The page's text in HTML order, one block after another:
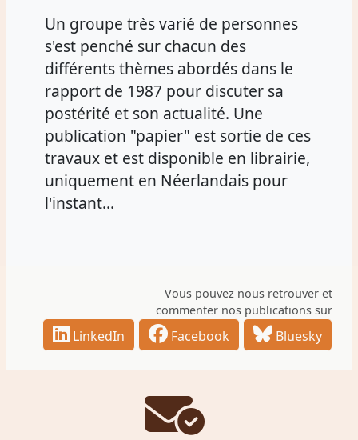
Un groupe très varié de personnes
s'est penché sur chacun des
différents thèmes abordés dans le
rapport de 1987 pour discuter sa
postérité et son actualité. Une
publication "papier" est sortie de ces
travaux et est disponible en librairie,
uniquement en Néerlandais pour
l'instant…
Vous pouvez nous retrouver et
commenter nos publications sur
LinkedIn Facebook Bluesky